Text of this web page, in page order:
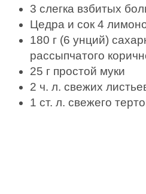
3 слегка взбитых
Цедра и сок 4
180 г (6 унций)
рассыпчатого
25 г простой муки
2 ч. л. свежих
1 ст. л. свежего